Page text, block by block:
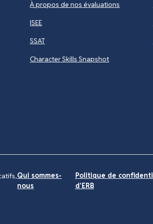
À propos de nos évaluations
ISEE
SSAT
Character Skills Snapshot
Qui sommes-
nous
Politique de
d'ERB